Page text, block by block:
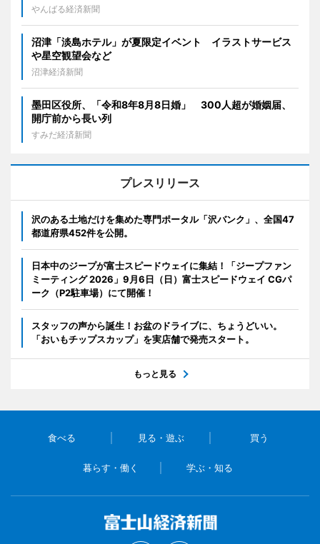
やんばる経済新聞
沼津「淡島ホテル」が夏限定イベント イラストサービス
や星空観望会など
沼津経済新聞
墨田区役所、「令和8年8月8日婚」 300人超が婚姻届、
開庁前から長い列
すみだ経済新聞
プレスリリース
沢のある土地だけを集めた専門ポータル「沢バンク」、全国47
都道府県452件を公開。
日本中のジープが富士スピードウェイに集結！「ジープファン
ミーティング 2026」9月6日（日）富士スピードウェイ CGパ
ーク（P2駐車場）にて開催！
スタッフの声から誕生！お盆のドライブに、ちょうどいい。
「おいもチップスカップ」を実店舗で発売スタート。
もっと見る
食べる 見る・遊ぶ 買う
暮らす・働く 学ぶ・知る